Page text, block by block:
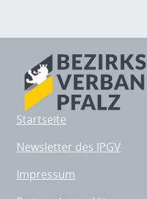
Startseite
Newsletter des IPGV
Impressum